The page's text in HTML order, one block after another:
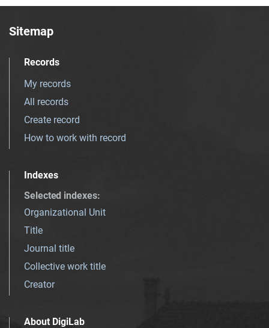
Sitemap
Records
My records
All records
Create record
How to work with record
Indexes
Selected indexes:
Organizational Unit
Title
Journal title
Collective work title
Creator
About DigiLab